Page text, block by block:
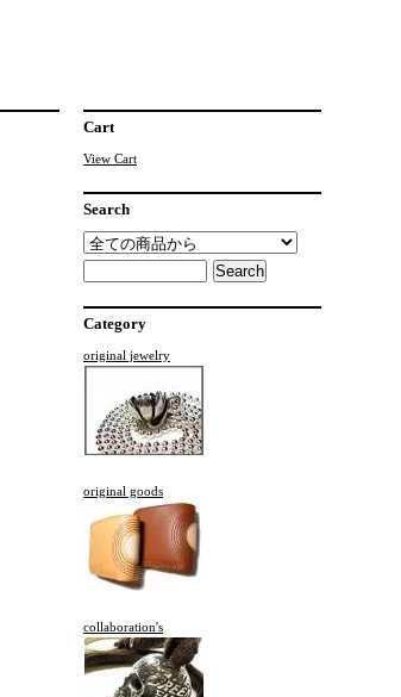
Cart
View Cart
Search
Category
original jewelry
original goods
collaboration's